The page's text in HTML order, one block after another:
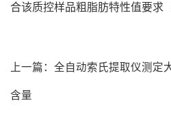
合该质控样品粗脂肪特性值要求
上一篇： 全自动索氏提取仪测定
含量